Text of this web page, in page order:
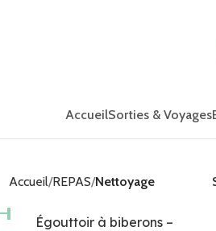
AccueilSorties & Voyages
Accueil REPAS Nettoyage
Égouttoir à biberons –